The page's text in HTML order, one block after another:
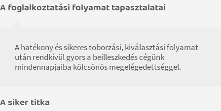
A foglalkoztatási folyamat tapasztalatai
A hatékony és sikeres toborzási, kiválasztási folyamat
után rendkívül gyors a beilleszkedés cégünk
mindennapjaiba kölcsönös megelégedettséggel.
A siker titka